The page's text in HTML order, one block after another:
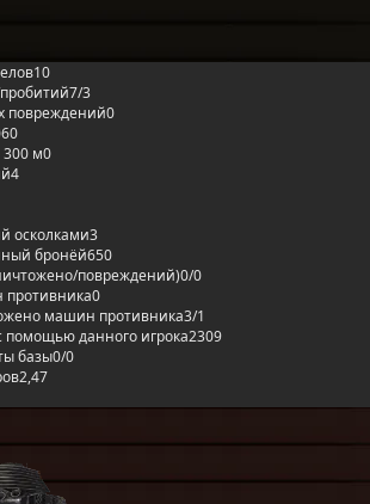
10
7/3
повреждений0
м0
4
осколками3
бронёй650
повреждений)0/0
0
машин противника3/1
данного игрока2309
базы0/0
2,47